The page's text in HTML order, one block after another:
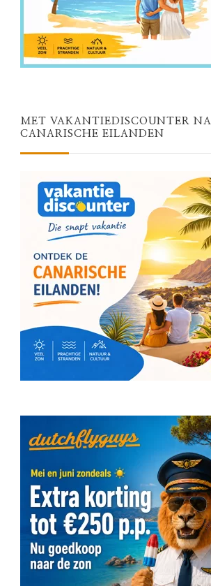
MET VAKANTIEDISCOUNTER
CANARISCHE EILANDEN